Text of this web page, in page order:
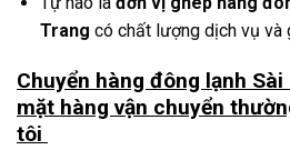
Trang có chất lượng dịch vụ
Chuyển hàng đông lạnh
mặt hàng vận chuyển
tôi